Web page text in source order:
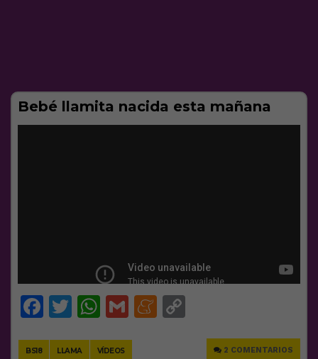
Bebé llamita nacida esta mañana
Facebook
Twitter
WhatsApp
GmailMeneame
BS18 LLAMA VÍDEOS 2 COMENTARIOS